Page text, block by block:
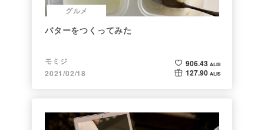
グルメ
バターをつくってみた
モミジ
2021/02/18
906.43 ALIS
127.90 ALIS